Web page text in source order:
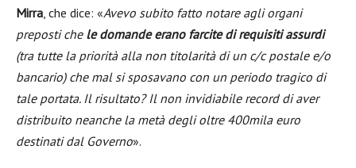
Mirra, che dice: «Avevo subito fatto notare agli organi
preposti che le domande erano farcite di requisiti assurdi
(tra tutte la priorità alla non titolarità di un c/c postale e/o
bancario) che mal si sposavano con un periodo tragico di
tale portata. Il risultato? Il non invidiabile record di aver
distribuito neanche la metà degli oltre 400mila euro
destinati dal Governo».